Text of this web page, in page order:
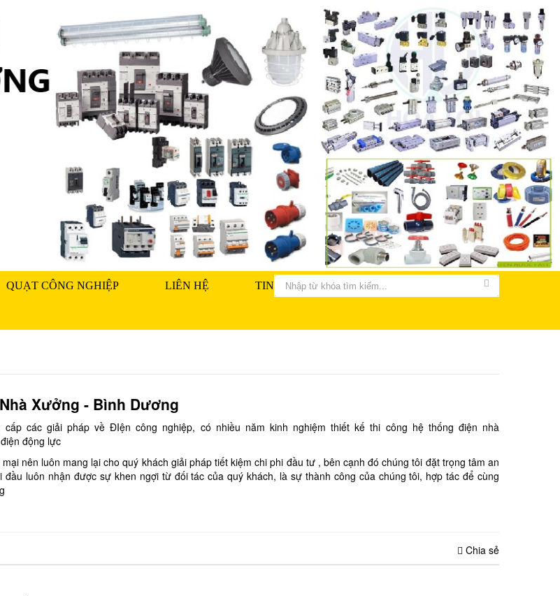
QUẠT CÔNG NGHIỆP LIÊN HỆ TIN TỨC
Xưởng - Bình Dương
các giải pháp về ĐIện công nghiệp, có nhiều năm kinh nghiệm thiết kế thi công hệ thống điện nhà
động lực
nên luôn mang lại cho quý khách giải pháp tiết kiệm chi phi đầu tư , bên cạnh đó chúng tôi đặt trọng tâm an
đầu luôn nhận được sự khen ngợi từ đối tác của quý khách, là sự thành công của chúng tôi, hợp tác để cùng
Chia sẻ